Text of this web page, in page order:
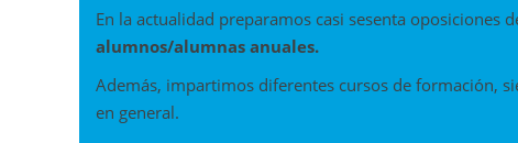
En la actualidad preparamos casi sesenta oposiciones
alumnos/alumnas anuales.
Además, impartimos diferentes cursos de formación,
en general.